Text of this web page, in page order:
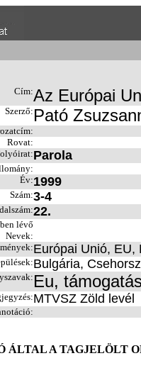
Cím:Az Európai
Szerző: Pató
Rovat:
Parola
Év:1999
Szám:3-4
22.
lévő
Nevek:
Európai Unió, EU,
Bulgária,
Eu,
MTVSZ Zöld levél
ÁLTAL A TAGJELÖLT